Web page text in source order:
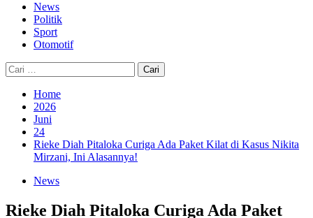
News
Politik
Sport
Otomotif
Cari
untuk:
Home
2026
Juni
24
Rieke Diah Pitaloka Curiga Ada Paket Kilat di Kasus Nikita
Mirzani, Ini Alasannya!
News
Rieke Diah Pitaloka Curiga Ada Paket